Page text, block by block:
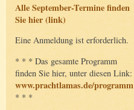
Alle September-Termine finden
Sie hier (link)
Eine Anmeldung ist erforderlich.
* * * Das gesamte Programm
finden Sie hier, unter diesen Link:
www.prachtlamas.de/programm
* * *